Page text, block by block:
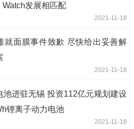
Watch发展相匹配
2021-11-18
就面膜事件致歉 尽快给出妥善解
2021-11-18
池进驻无锡 投资112亿元规划建设
锂离子动力电池
2021-11-18